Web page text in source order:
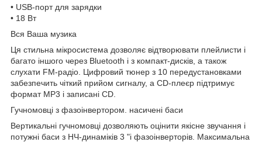
• USB-порт для зарядки
• 18 Вт
Вся Ваша музика
Ця стильна мікросистема дозволяє відтворювати плейлисти і
багато іншого через Bluetooth і з компакт-дисків, а також
слухати FM-радіо. Цифровий тюнер з 10 передустановками
забезпечить чіткий прийом сигналу, а CD-плеєр підтримує
формат MP3 і записані CD.
Гучномовці з фазоінвертором. насичені баси
Вертикальні гучномовці дозволяють оцінити якісне звучання і
потужні баси з НЧ-динаміків 3 "і фазоінверторів. Максимальна